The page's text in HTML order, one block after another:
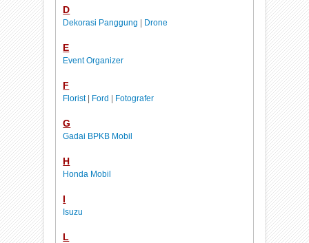
D
Dekorasi Panggung | Drone
E
Event Organizer
F
Florist| Ford | Fotografer
G
Gadai BPKB Mobil
H
Honda Mobil
I
Isuzu
L